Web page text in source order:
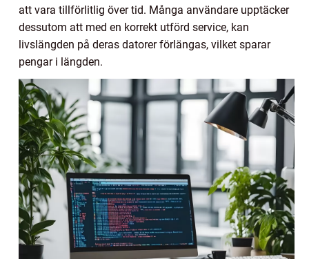
att vara tillförlitlig över tid. Många användare upptäcker
dessutom att med en korrekt utförd service, kan
livslängden på deras datorer förlängas, vilket sparar
pengar i längden.